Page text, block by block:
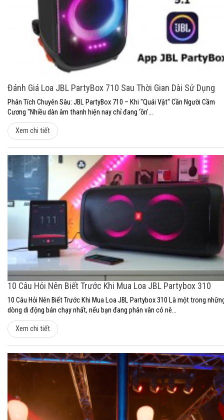
Đánh Giá Loa JBL PartyBox 710 Sau Thời Gian Dài Sử Dụng
Phân Tích Chuyên Sâu: JBL PartyBox 710 – Khi "Quái Vật" Cần Người Cầm
Cương "Nhiều dàn âm thanh hiện nay chỉ đang 'ồn'...
Xem chi tiết
10 Câu Hỏi Nên Biết Trước Khi Mua Loa JBL Partybox 310
10 Câu Hỏi Nên Biết Trước Khi Mua Loa JBL Partybox 310 Là một trong
dòng di động bán chạy nhất, nếu bạn đang phân vân có nê...
Xem chi tiết